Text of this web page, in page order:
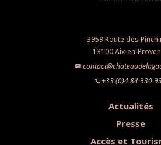
3959 Route des
13100 Aix-en-
+33 (0)4 84 930
Actualités
Presse
Accès et